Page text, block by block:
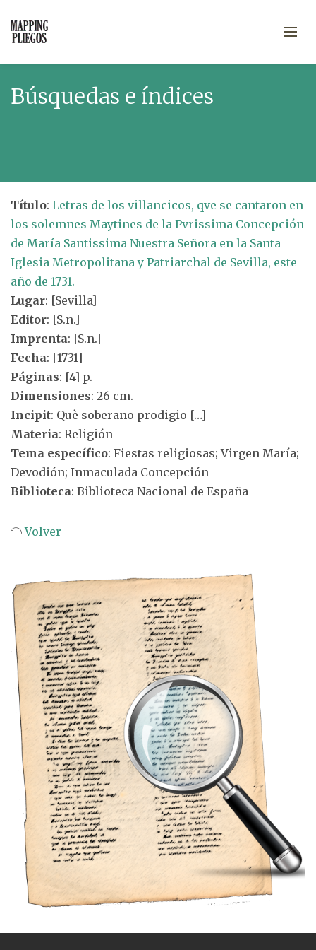
Búsquedas e índices
Título: Letras de los villancicos, qve se cantaron en
los solemnes Maytines de la Pvrissima Concepción
de María Santissima Nuestra Señora en la Santa
Iglesia Metropolitana y Patriarchal de Sevilla, este
año de 1731.
Lugar: [Sevilla]
Editor: [S.n.]
Imprenta: [S.n.]
Fecha: [1731]
Páginas: [4] p.
Dimensiones: 26 cm.
Incipit: Què soberano prodigio […]
Materia: Religión
Tema específico: Fiestas religiosas; Virgen María;
Devodión; Inmaculada Concepción
Biblioteca: Biblioteca Nacional de España
Volver